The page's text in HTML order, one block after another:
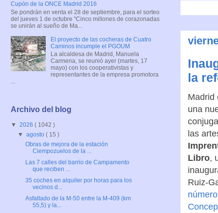
la
Madrid
una
las
Libro,
Ruiz-
Cupón de la ONCE Madrid 2016
Se pondrán en venta el 28 de septiembre, para el sorteo
del jueves 1 de octubre "Cinco millones de corazonadas
se unirán al sueño de Ma...
El proyecto de las cocheras de Cuatro
Caminos incumple el PGOUM
La alcaldesa de Madrid, Manuela
Carmena, se reunió ayer (martes, 17
mayo) con los cooperativistas y
representantes de la empresa promotora
...
Archivo del blog
▼ 2026 ( 1042 )
▼agosto( 15 )
Obras de mejora de la estación
Ciempozuelos de la ...
Las 7 calles del barrio de Campamento
que reciben ...
35 coches en alquiler por horas para los
vecinos d...
Asfaltado de la M-50 entre la M-409 (km
55,5) y la...